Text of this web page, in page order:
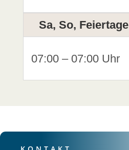
Sa, So, Feiertage
07:00 – 07:00 Uhr